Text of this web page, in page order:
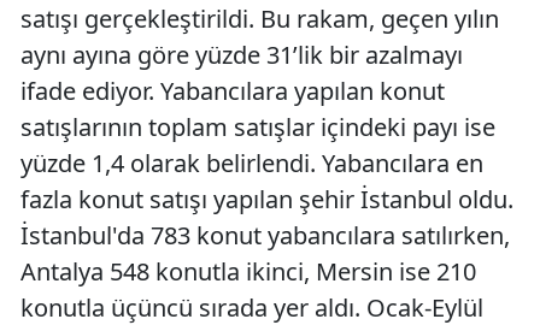
satışı gerçekleştirildi. Bu rakam, geçen yılın
aynı ayına göre yüzde 31’lik bir azalmayı
ifade ediyor. Yabancılara yapılan konut
satışlarının toplam satışlar içindeki payı ise
yüzde 1,4 olarak belirlendi. Yabancılara en
fazla konut satışı yapılan şehir İstanbul oldu.
İstanbul'da 783 konut yabancılara satılırken,
Antalya 548 konutla ikinci, Mersin ise 210
konutla üçüncü sırada yer aldı. Ocak-Eylül